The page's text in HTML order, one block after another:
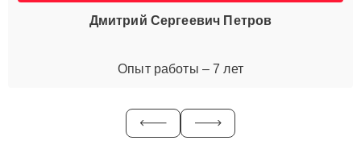
Дмитрий Сергеевич Петров
Опыт работы – 7 лет